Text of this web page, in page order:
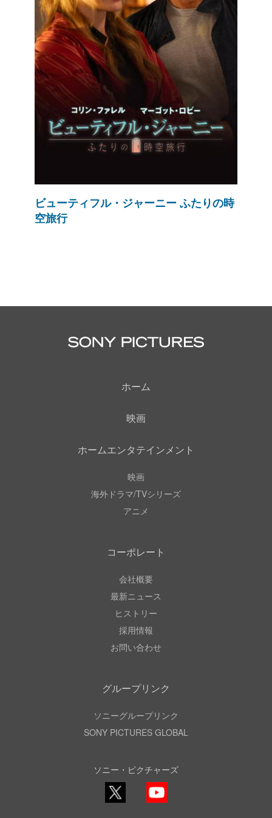
ビューティフル・ジャーニー ふたりの時
空旅行
ホーム
映画
ホームエンタテインメント
映画
海外ドラマ/TVシリーズ
アニメ
コーポレート
会社概要
最新ニュース
ヒストリー
採用情報
お問い合わせ
グループリンク
ソニーグループリンク
SONY PICTURES GLOBAL
ソニー・ピクチャーズ
X
YouTube